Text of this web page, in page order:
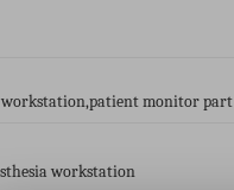
workstation,patient monitor part
workstation